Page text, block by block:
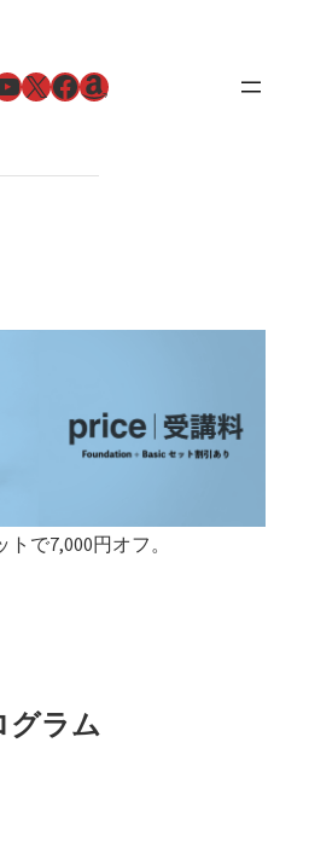
X Facebook
Amazon
で7,000円オフ。
グラム